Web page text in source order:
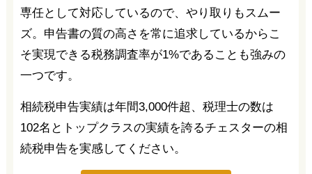
専任として対応しているので、やり取りもスムー
ズ。申告書の質の高さを常に追求しているからこ
そ実現できる税務調査率が1%であることも強みの
一つです。
相続税申告実績は年間3,000件超、税理士の数は
102名とトップクラスの実績を誇るチェスターの相
続税申告を実感してください。